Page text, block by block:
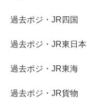
過去ポジ・JR四国
過去ポジ・JR東日本
過去ポジ・JR東海
過去ポジ・JR貨物